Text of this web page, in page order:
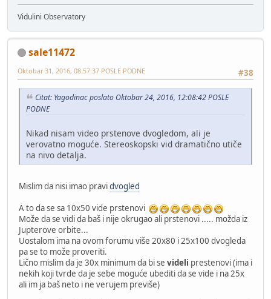
Vidulini Observatory
sale11472
#38
Oktobar 31, 2016, 08:57:37 POSLE PODNE
Citat: Yagodinac poslato Oktobar 24, 2016, 12:08:42 POSLE
PODNE
Nikad nisam video prstenove dvogledom, ali je
verovatno moguće. Stereoskopski vid dramatično utiče
na nivo detalja.
Mislim da nisi imao pravidvogled
A to da se sa 10x50 vide prstenovi
Može da se vidi da baš i nije okrugao ali prstenovi ..... možda iz
Jupterove orbite...
Uostalom ima na ovom forumu više 20x80 i 25x100 dvogleda
pa se to može proveriti.
Lično mislim da je 30x minimum da bi se videli prestenovi (ima i
nekih koji tvrde da je sebe moguće ubediti da se vide i na 25x
ali im ja baš neto i ne verujem previše)